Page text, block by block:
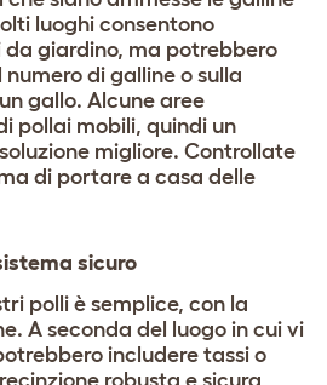
luoghi consentono
da giardino, ma potrebbero
di galline o sulla
gallo. Alcune aree
pollai mobili, quindi un
migliore. Controllate
di portare a casa delle
sicuro
polli è semplice, con la
A seconda del luogo in cui vi
includere tassi o